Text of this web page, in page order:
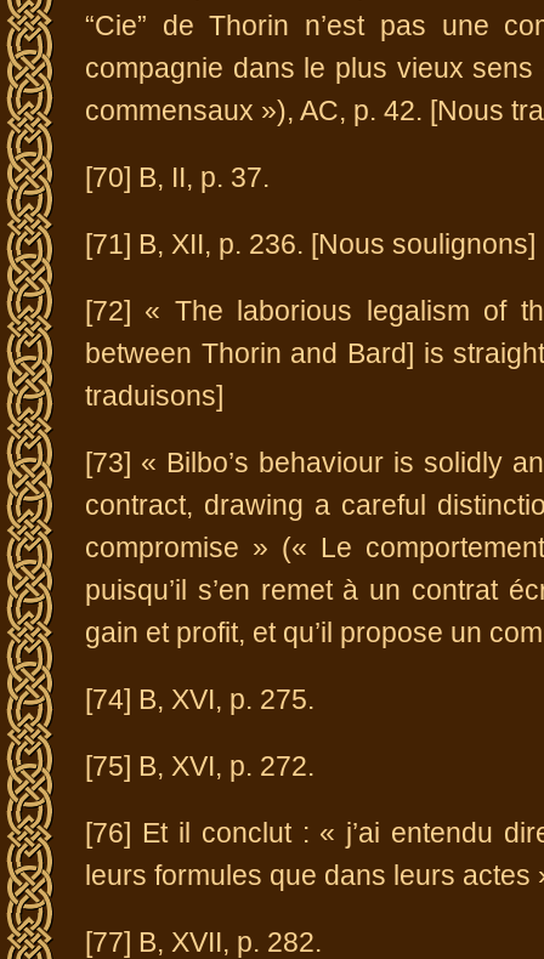
“Cie” de Thorin n’est pas une
compagnie dans le plus vieux
commensaux »), AC, p. 42. [Nous
[70] B, II, p. 37.
[71] B, XII, p. 236. [Nous soulignons]
[72] « The laborious legalism of
between Thorin and Bard] is
traduisons]
[73] « Bilbo’s behaviour is solidly
contract, drawing a careful
compromise » (« Le
puisqu’il s’en remet à un contrat
gain et profit, et qu’il propose un
[74] B, XVI, p. 275.
[75] B, XVI, p. 272.
[76] Et il conclut : « j’ai entendu
leurs formules que dans leurs actes
[77] B, XVII, p. 282.